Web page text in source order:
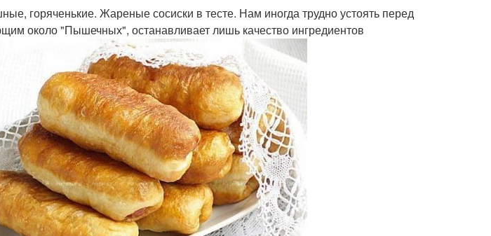
горяченькие. Жареные сосиски в тесте. Нам иногда трудно устоять перед
около "Пышечных", останавливает лишь качество ингредиентов